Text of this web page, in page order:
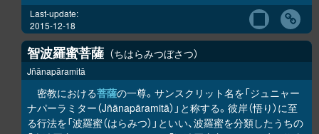
Last-update:
2015-12-18
智波羅蜜菩薩 ちはらみつぼさつ
Jñānapāramitā
密教における菩薩の一尊。サンスクリット名を「ジュニャー
ナパーラミター（Jñānapāramitā）」と称する。彼岸（悟り）に至
る行法を「波羅蜜（はらみつ）」といい、波羅蜜を分類したうちの